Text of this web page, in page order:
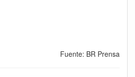
Fuente: BR Prensa